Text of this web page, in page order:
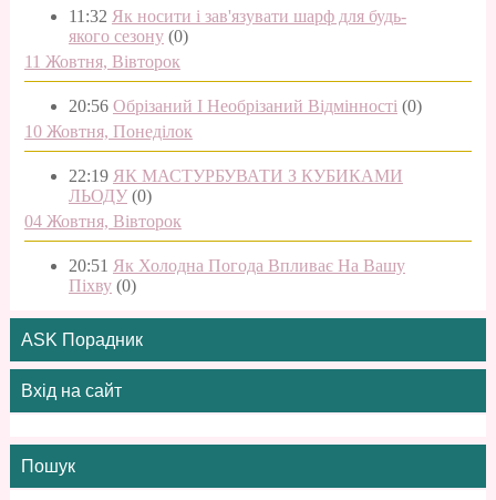
11:32 Як носити і зав'язувати шарф для будь-
якого сезону (0)
11 Жовтня, Вівторок
20:56 Обрізаний І Необрізаний Відмінності (0)
10 Жовтня, Понеділок
22:19 ЯК МАСТУРБУВАТИ З КУБИКАМИ
ЛЬОДУ (0)
04 Жовтня, Вівторок
20:51 Як Холодна Погода Впливає На Вашу
Піхву (0)
ASK Порадник
Вхід на сайт
Пошук